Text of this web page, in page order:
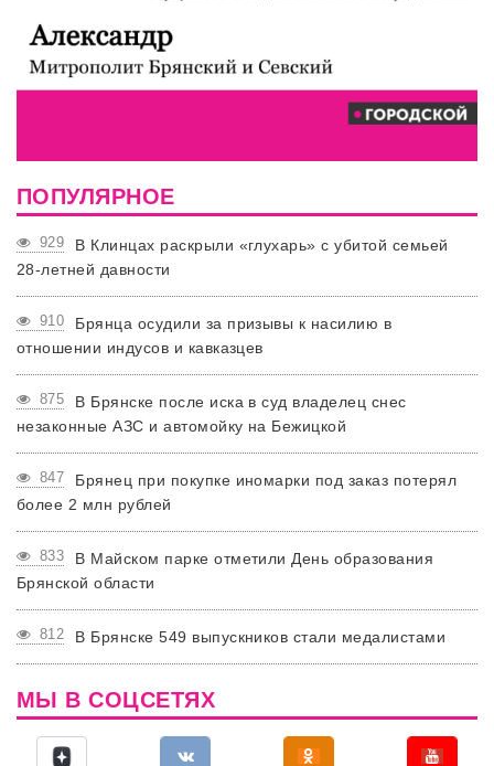
ПОПУЛЯРНОЕ
929
В Клинцах раскрыли «глухарь» с убитой семьей
28-летней давности
910
Брянца осудили за призывы к насилию в
отношении индусов и кавказцев
875
В Брянске после иска в суд владелец снес
незаконные АЗС и автомойку на Бежицкой
847
Брянец при покупке иномарки под заказ потерял
более 2 млн рублей
833
В Майском парке отметили День образования
Брянской области
812 В Брянске 549 выпускников стали медалистами
МЫ В СОЦСЕТЯХ